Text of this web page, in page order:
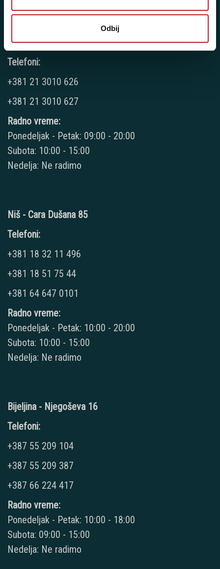
Odbij
Novi Sad - Futoški put 1
Telefoni:
+381 21 3010 626
+381 21 3010 627
Radno vreme:
Ponedeljak - Petak: 09:00 - 20:00
Subota: 10:00 - 15:00
Nedelja: Ne radimo
Niš - Cara Dušana 85
Telefoni:
+381 18 32 11 496
+381 18 51 75 44
+381 64 647 0101
Radno vreme:
Ponedeljak - Petak: 10:00 - 20:00
Subota: 10:00 - 15:00
Nedelja: Ne radimo
Bijeljina - Njegoševa 16
Telefoni:
+387 55 209 104
+387 55 209 387
+387 66 224 417
Radno vreme:
Ponedeljak - Petak: 10:00 - 18:00
Subota: 09:00 - 15:00
Nedelja: Ne radimo